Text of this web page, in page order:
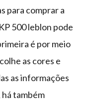
para comprar a
500 leblon pode
é por meio
as cores e
as informações
também